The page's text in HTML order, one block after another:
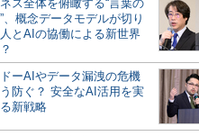
ス全体を俯瞰する“言葉の
、概念データモデルが切り
とAIの協働による新世界
ーAIやデータ漏洩の危機
防ぐ？ 安全なAI活用を実
新戦略